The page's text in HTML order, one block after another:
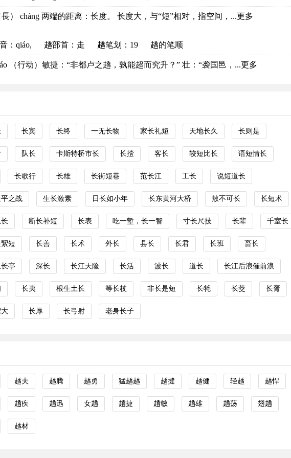
） cháng 两端的距离：长度。 长度大，与“短”相对，指空间，...更多
：qiáo, 趫部首 ：走 趫笔划：19 趫的笔顺
（行动）敏捷：“非都卢之趫，孰能超而究升？” 壮：“袭国邑，...更多
长宾 长终 一无长物 家长礼短 天地长久 长则是
队长 卡斯特桥市长 长撎 客长 较短比长 语短情长
长歌行 长雄 长街短巷 范长江 工长 说短道长
之战 生长激素 日长如小年 长东黄河大桥 敖不可长 长短术
断长补短 长表 吃一堑，长一智 寸长尺技 长辈 千室长
短 长善 长术 外长 县长 长君 长班 畜长
亭 深长 长江天险 长活 波长 道长 长江后浪催前浪
长夷 根生土长 等长杖 非长是短 长牦 长茭 长胥
长厚 长弓射 老身长子
趫夫 趫腾 趫勇 猛趫趫 趫揵 趫健 轻趫 趫悍
趫疾 趫迅 女趫 趫捷 趫敏 趫雄 趫荡 翅趫
趫材